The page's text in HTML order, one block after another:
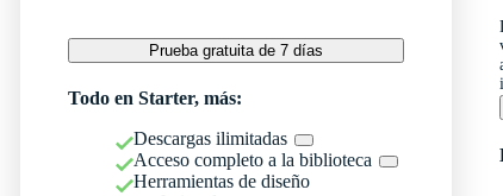
Prueba gratuita de 7 días
Todo en Starter, más:
Descargas ilimitadas
Acceso completo a la biblioteca
Herramientas de diseño